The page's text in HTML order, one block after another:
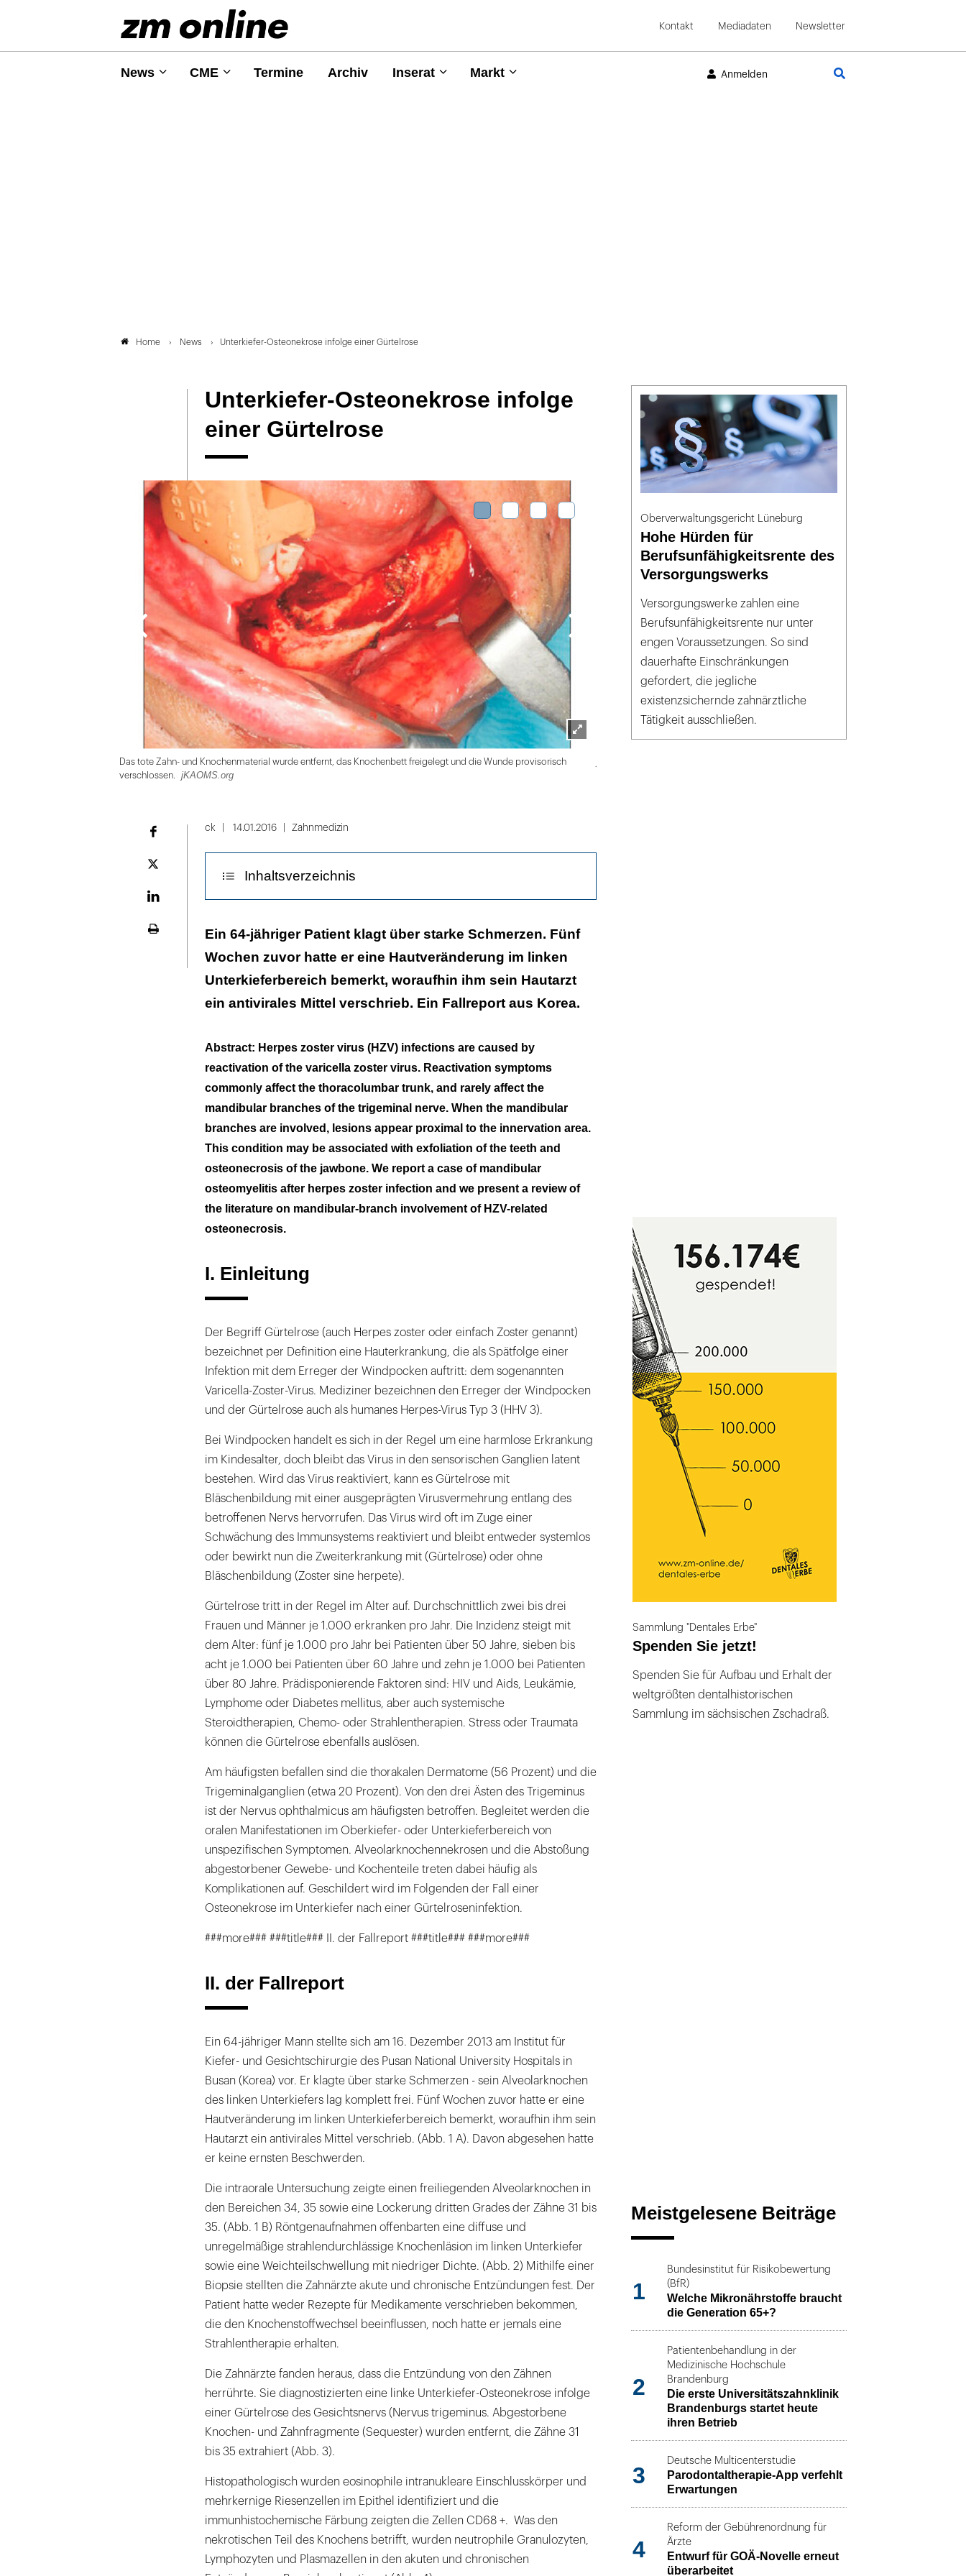
Kontakt Mediadaten Newsletter
News CME Termine Archiv Inserat Markt Anmelden
Home News Unterkiefer-Osteonekrose infolge einer Gürtelrose
Unterkiefer-Osteonekrose infolge
einer Gürtelrose
Lightbox
öffnen
Das tote Zahn- und Knochenmaterial wurde entfernt, das Knochenbett freigelegt und die Wunde provisorisch
verschlossen.
jKAOMS.org
Plattform
ck 14.01.2016 Zahnmedizin
Inhaltsverzeichnis
I. Einleitung
II. der Fallreport
III. Diskussion
Ein 64-jähriger Patient klagt über starke Schmerzen. Fünf
Wochen zuvor hatte er eine Hautveränderung im linken
Unterkieferbereich bemerkt, woraufhin ihm sein Hautarzt
ein antivirales Mittel verschrieb. Ein Fallreport aus Korea.
Abstract: Herpes zoster virus (HZV) infections are caused by
reactivation of the varicella zoster virus. Reactivation symptoms
commonly affect the thoracolumbar trunk, and rarely affect the
mandibular branches of the trigeminal nerve. When the mandibular
branches are involved, lesions appear proximal to the innervation area.
This condition may be associated with exfoliation of the teeth and
osteonecrosis of the jawbone. We report a case of mandibular
osteomyelitis after herpes zoster infection and we present a review of
the literature on mandibular-branch involvement of HZV-related
osteonecrosis.
I. Einleitung
Der Begriff Gürtelrose (auch Herpes zoster oder einfach Zoster genannt)
bezeichnet per Definition eine Hauterkrankung, die als Spätfolge einer
Infektion mit dem Erreger der Windpocken auftritt: dem sogenannten
Varicella-Zoster-Virus. Mediziner bezeichnen den Erreger der Windpocken
und der Gürtelrose auch als humanes Herpes-Virus Typ 3 (HHV 3).
Bei Windpocken handelt es sich in der Regel um eine harmlose Erkrankung
im Kindesalter, doch bleibt das Virus in den sensorischen Ganglien latent
bestehen. Wird das Virus reaktiviert, kann es Gürtelrose mit
Bläschenbildung mit einer ausgeprägten Virusvermehrung entlang des
betroffenen Nervs hervorrufen. Das Virus wird oft im Zuge einer
Schwächung des Immunsystems reaktiviert und bleibt entweder systemlos
oder bewirkt nun die Zweiterkrankung mit (Gürtelrose) oder ohne
Bläschenbildung (Zoster sine herpete).
Gürtelrose tritt in der Regel im Alter auf. Durchschnittlich zwei bis drei
Frauen und Männer je 1.000 erkranken pro Jahr. Die Inzidenz steigt mit
dem Alter: fünf je 1.000 pro Jahr bei Patienten über 50 Jahre, sieben bis
acht je 1.000 bei Patienten über 60 Jahre und zehn je 1.000 bei Patienten
über 80 Jahre. Prädisponierende Faktoren sind: HIV und Aids, Leukämie,
Lymphome oder Diabetes mellitus, aber auch systemische
Steroidtherapien, Chemo- oder Strahlentherapien. Stress oder Traumata
können die Gürtelrose ebenfalls auslösen.
Am häufigsten befallen sind die thorakalen Dermatome (56 Prozent) und die
Trigeminalganglien (etwa 20 Prozent). Von den drei Ästen des Trigeminus
ist der Nervus ophthalmicus am häufigsten betroffen. Begleitet werden die
oralen Manifestationen im Oberkiefer- oder Unterkieferbereich von
unspezifischen Symptomen. Alveolarknochennekrosen und die Abstoßung
abgestorbener Gewebe- und Kochenteile treten dabei häufig als
Komplikationen auf. Geschildert wird im Folgenden der Fall einer
Osteonekrose im Unterkiefer nach einer Gürtelroseninfektion.
###more### ###title### II. der Fallreport ###title### ###more###
II. der Fallreport
Ein 64-jähriger Mann stellte sich am 16. Dezember 2013 am Institut für
Kiefer- und Gesichtschirurgie des Pusan ​​National University Hospitals in
Busan (Korea) vor. Er klagte über starke Schmerzen - sein Alveolarknochen
des linken Unterkiefers lag komplett frei. Fünf Wochen zuvor hatte er eine
Hautveränderung im linken Unterkieferbereich bemerkt, woraufhin ihm sein
Hautarzt ein antivirales Mittel verschrieb. (Abb. 1 A). Davon abgesehen hatte
er keine ernsten Beschwerden.
Die intraorale Untersuchung zeigte einen freiliegenden Alveolarknochen in
den Bereichen 34, 35 sowie eine Lockerung dritten Grades der Zähne 31 bis
35. (Abb. 1 B) Röntgenaufnahmen offenbarten eine diffuse und
unregelmäßige strahlendurchlässige Knochenläsion im linken Unterkiefer
sowie eine Weichteilschwellung mit niedriger Dichte. (Abb. 2) Mithilfe einer
Biopsie stellten die Zahnärzte akute und chronische Entzündungen fest. Der
Patient hatte weder Rezepte für Medikamente verschrieben bekommen,
die den Knochenstoffwechsel beeinflussen, noch hatte er jemals eine
Strahlentherapie erhalten.
Die Zahnärzte fanden heraus, dass die Entzündung von den Zähnen
herrührte. Sie diagnostizierten eine linke Unterkiefer-Osteonekrose infolge
einer Gürtelrose des Gesichtsnervs (Nervus trigeminus. Abgestorbene
Knochen- und Zahnfragmente (Sequester) wurden entfernt, die Zähne 31
bis 35 extrahiert (Abb. 3).
Histopathologisch wurden eosinophile intranukleare Einschlusskörper und
mehrkernige Riesenzellen im Epithel identifiziert und die
immunhistochemische Färbung zeigten die Zellen CD68 +. Was den
nekrotischen Teil des Knochens betrifft, wurden neutrophile Granulozyten,
Lymphozyten und Plasmazellen in den akuten und chronischen
Oberverwaltungsgericht Lüneburg
Hohe Hürden für
Berufsunfähigkeitsrente des
Versorgungswerks
Versorgungswerke zahlen eine
Berufsunfähigkeitsrente nur unter
engen Voraussetzungen. So sind
dauerhafte Einschränkungen
gefordert, die jegliche
existenzsichernde zahnärztliche
Tätigkeit ausschließen.
Sammlung "Dentales Erbe"
Spenden Sie jetzt!
Spenden Sie für Aufbau und Erhalt der
weltgrößten dentalhistorischen
Sammlung im sächsischen Zschadraß.
Meistgelesene Beiträge
1
Bundesinstitut für Risikobewertung
(BfR)
Welche Mikronährstoffe braucht
die Generation 65+?
2
Patientenbehandlung in der
Medizinische Hochschule
Brandenburg
Die erste Universitätszahnklinik
Brandenburgs startet heute
ihren Betrieb
3
Deutsche Multicenterstudie
Parodontaltherapie-App verfehlt
Erwartungen
4
Reform der Gebührenordnung für
Ärzte
Entwurf für GOÄ-Novelle erneut
überarbeitet